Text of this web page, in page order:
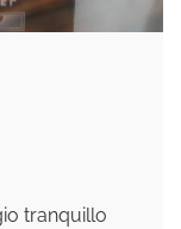
tranquillo